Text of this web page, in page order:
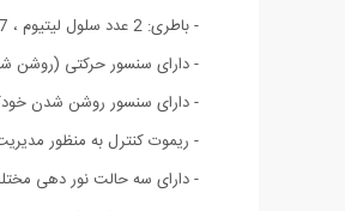
- باطری: 2 عدد سلول لیتیوم ، 3.7 ولت ، 2 * 1200 میلی آمپر
- دارای سنسور حرکتی (روشن
- دارای سنسور روشن شدن
- ریموت کنترل به منظور
- دارای سه حالت نور دهی